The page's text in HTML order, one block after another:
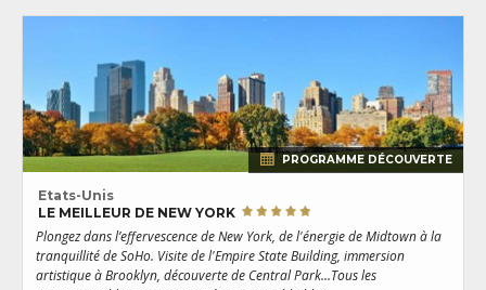
PROGRAMME DÉCOUVERTE
Etats-Unis
LE MEILLEUR DE NEW YORK
Plongez dans l’effervescence de New York, de l'énergie de Midtown à la
tranquillité de SoHo. Visite de l'Empire State Building, immersion
artistique à Brooklyn, découverte de Central Park...Tous les